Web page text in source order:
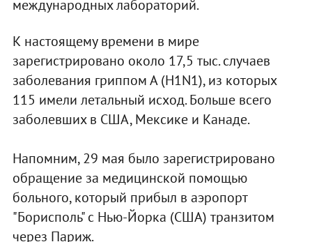
международных лабораторий.
К настоящему времени в мире
зарегистрировано около 17,5 тыс. случаев
заболевания гриппом А (H1N1), из которых
115 имели летальный исход. Больше всего
заболевших в США, Мексике и Канаде.
Напомним, 29 мая было зарегистрировано
обращение за медицинской помощью
больного, который прибыл в аэропорт
"Борисполь" с Нью-Йорка (США) транзитом
через Париж.